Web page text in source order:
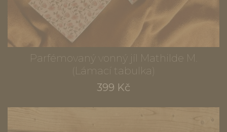
Parfémovaný vonný jíl Mathilde M.
(Lámací tabulka)
399 Kč